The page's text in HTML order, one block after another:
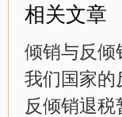
相关文章
倾销与反倾
我们国家的
反倾销退税